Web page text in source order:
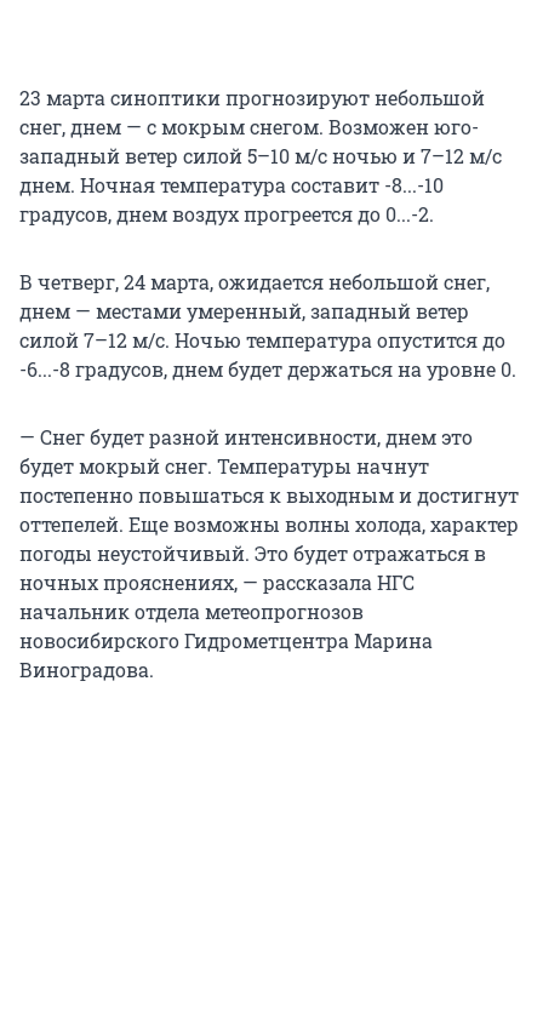
23 марта синоптики прогнозируют небольшой
снег, днем — с мокрым снегом. Возможен юго-
западный ветер силой 5–10 м/с ночью и 7–12 м/с
днем. Ночная температура составит -8...-10
градусов, днем воздух прогреется до 0...-2.
В четверг, 24 марта, ожидается небольшой снег,
днем — местами умеренный, западный ветер
силой 7–12 м/с. Ночью температура опустится до
-6...-8 градусов, днем будет держаться на уровне 0.
— Снег будет разной интенсивности, днем это
будет мокрый снег. Температуры начнут
постепенно повышаться к выходным и достигнут
оттепелей. Еще возможны волны холода, характер
погоды неустойчивый. Это будет отражаться в
ночных прояснениях, — рассказала НГС
начальник отдела метеопрогнозов
новосибирского Гидрометцентра Марина
Виноградова.